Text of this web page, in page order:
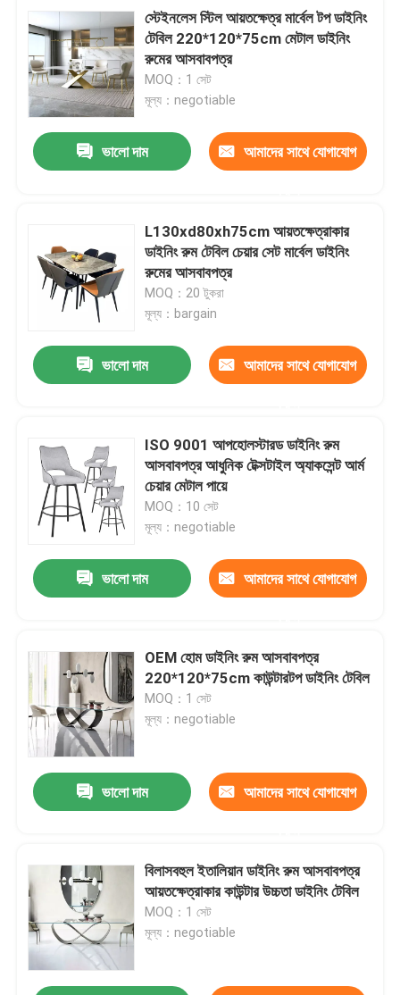
স্টেইনলেস স্টিল আয়তক্ষেত্র মার্বেল টপ ডাইনিং
টেবিল 220*120*75cm মেটাল ডাইনিং
রুমের আসবাবপত্র
MOQ：1 সেট
মূল্য：negotiable
ভালো দাম আমাদের সাথে যোগাযোগ
L130xd80xh75cm আয়তক্ষেত্রাকার
ডাইনিং রুম টেবিল চেয়ার সেট মার্বেল ডাইনিং
রুমের আসবাবপত্র
MOQ：20 টুকরা
মূল্য：bargain
ভালো দাম আমাদের সাথে যোগাযোগ
ISO 9001 আপহোলস্টারড ডাইনিং রুম
আসবাবপত্র আধুনিক টেক্সটাইল অ্যাকসেন্ট আর্ম
চেয়ার মেটাল পায়ে
MOQ：10 সেট
মূল্য：negotiable
ভালো দাম আমাদের সাথে যোগাযোগ
OEM হোম ডাইনিং রুম আসবাবপত্র
220*120*75cm কাউন্টারটপ ডাইনিং টেবিল
MOQ：1 সেট
মূল্য：negotiable
ভালো দাম আমাদের সাথে যোগাযোগ
বিলাসবহুল ইতালিয়ান ডাইনিং রুম আসবাবপত্র
আয়তক্ষেত্রাকার কাউন্টার উচ্চতা ডাইনিং টেবিল
MOQ：1 সেট
মূল্য：negotiable